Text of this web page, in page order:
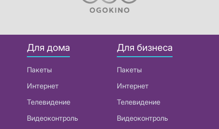
Для дома
Пакеты
Интернет
Телевидение
Видеоконтроль
Для бизнеса
Пакеты
Интернет
Телевидение
Видеоконтроль